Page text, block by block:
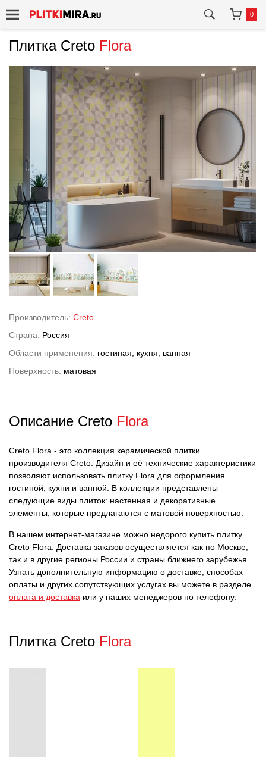
0
Плитка Creto Flora
Производитель: Creto
Страна: Россия
Области применения: гостиная, кухня, ванная
Поверхность: матовая
Описание Creto Flora
Creto Flora - это коллекция керамической плитки
производителя Creto. Дизайн и её технические характеристики
позволяют использовать плитку Flora для оформления
гостиной, кухни и ванной. В коллекции представлены
следующие виды плиток: настенная и декоративные
элементы, которые предлагаются с матовой поверхностью.
В нашем интернет-магазине можно недорого купить плитку
Creto Flora. Доставка заказов осуществляется как по Москве,
так и в другие регионы России и страны ближнего зарубежья.
Узнать дополнительную информацию о доставке, способах
оплаты и других сопутствующих услугах вы можете в разделе
оплата и доставка или у наших менеджеров по телефону.
Плитка Creto Flora